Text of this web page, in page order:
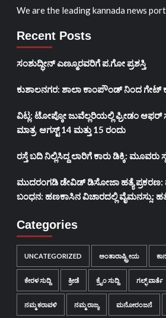
We are the leading kannada news
Recent Posts
ಸಂಶುದ್ಧೀನ್ ಎಣ್ಮೂರವರಿಗೆ ಪ.ಗೋ ಪ್ರಶಸ್ತಿ
ಕುಶಾಲನಗರ: ಶಾಲಾ ಕಾಂಪೌಂಡ್ ನಿಂದ ಗೇಟ್
ವಿಟ್ಲ: ಟೋಪ್ಕೋ ಜುವೆಲ್ಲರಿಯಲ್ಲಿ ಫ್ರೀಡಂ
ಮಾತ್ರ ಆಗಸ್ಟ್ 14 ಮತ್ತು 15 ರಂದು
ರಸ್ತೆ ಬದಿ ನಿಲ್ಲಿಸಿದ್ದ ಲಾರಿಗೆ ಕಾರು ಡಿಕ್ಕಿ: ಮೂವರು
ಮುದರಂಗಡಿ ಡೇವಿಡ್‌ ಡಿಸೋಜಾ ಹತ್ಯೆ
ಬಂಧನ: ಹಣಕಾಸಿನ ವಿಚಾರದಲ್ಲಿ ವೈಮನಸ್ಸು:
Categories
UNCATEGORIZED ಅಂತಾರಾಷ್ಟ್ರೀಯ
ಕೇರಳ ಸುದ್ದಿ ಕ್ರೀಡೆ ಕ್ರೈಂ ಸುದ್ದಿ ಗಲ್ಫ್ ವಾರ್ತೆ
ನಮ್ಮ ಕರಾವಳಿ ನಮ್ಮ ರಾಜ್ಯ ಮನೋರಂಜನೆ